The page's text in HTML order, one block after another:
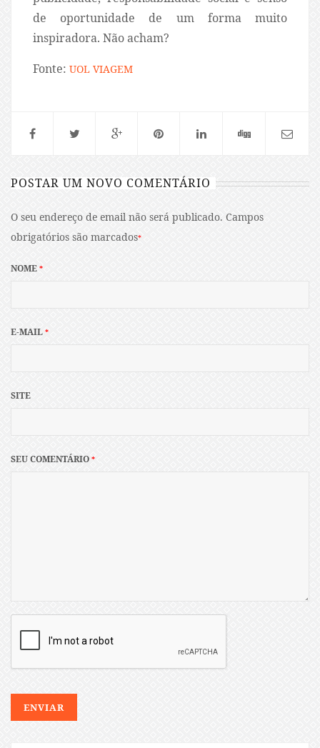
de oportunidade de um forma muito
inspiradora. Não acham?
Fonte: UOL VIAGEM
POSTAR UM NOVO COMENTÁRIO
O seu endereço de email não será publicado.Campos
obrigatórios são marcados*
NOME*
E-MAIL*
SITE
SEU COMENTÁRIO*